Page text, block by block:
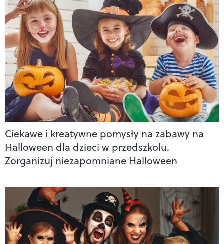
Ciekawe i kreatywne pomysły na zabawy na
Halloween dla dzieci w przedszkolu.
Zorganizuj niezapomniane Halloween